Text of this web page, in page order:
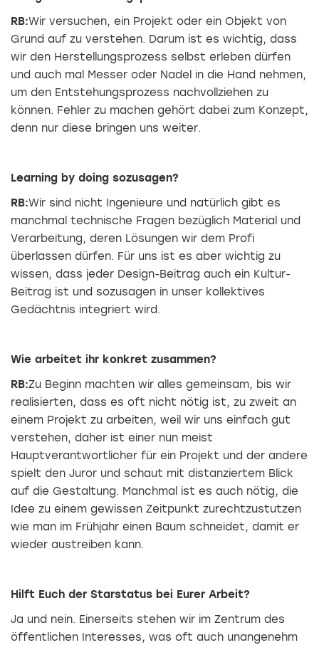
RB:Wir versuchen, ein Projekt oder ein Objekt von
Grund auf zu verstehen. Darum ist es wichtig, dass
wir den Herstellungsprozess selbst erleben dürfen
und auch mal Messer oder Nadel in die Hand nehmen,
um den Entstehungsprozess nachvollziehen zu
können. Fehler zu machen gehört dabei zum Konzept,
denn nur diese bringen uns weiter.
Learning by doing sozusagen?
RB:Wir sind nicht Ingenieure und natürlich gibt es
manchmal technische Fragen bezüglich Material und
Verarbeitung, deren Lösungen wir dem Profi
überlassen dürfen. Für uns ist es aber wichtig zu
wissen, dass jeder Design-Beitrag auch ein Kultur-
Beitrag ist und sozusagen in unser kollektives
Gedächtnis integriert wird.
Wie arbeitet ihr konkret zusammen?
RB:Zu Beginn machten wir alles gemeinsam, bis wir
realisierten, dass es oft nicht nötig ist, zu zweit an
einem Projekt zu arbeiten, weil wir uns einfach gut
verstehen, daher ist einer nun meist
Hauptverantwortlicher für ein Projekt und der andere
spielt den Juror und schaut mit distanziertem Blick
auf die Gestaltung. Manchmal ist es auch nötig, die
Idee zu einem gewissen Zeitpunkt zurechtzustutzen
wie man im Frühjahr einen Baum schneidet, damit er
wieder austreiben kann.
Hilft Euch der Starstatus bei Eurer Arbeit?
Ja und nein. Einerseits stehen wir im Zentrum des
öffentlichen Interesses, was oft auch unangenehm